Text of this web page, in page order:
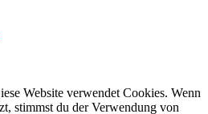
Website verwendet Cookies. Wenn
stimmst du der Verwendung von